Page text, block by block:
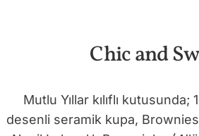
Chic and
Mutlu Yıllar kılıflı kutusunda;
desenli seramik kupa,